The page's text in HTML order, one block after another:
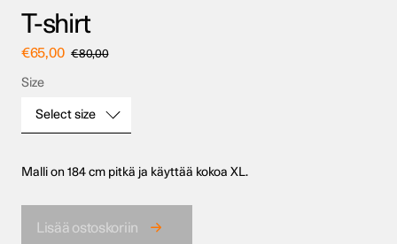
T-shirt
€65,00 €80,00
Size
Select size
Size
Malli on 184 cm pitkä ja käyttää kokoa XL.
Lisää ostoskoriin